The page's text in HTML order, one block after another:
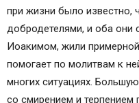
Дни особого
Дни поминовения
Подписка
Праведная Анна , мать
Дни памяти:
Молитвы
при жизни было известно,
добродетелями, и оба
Иоакимом, жили
помогает по молитвам к
многих ситуациях.
со смирением и терпением